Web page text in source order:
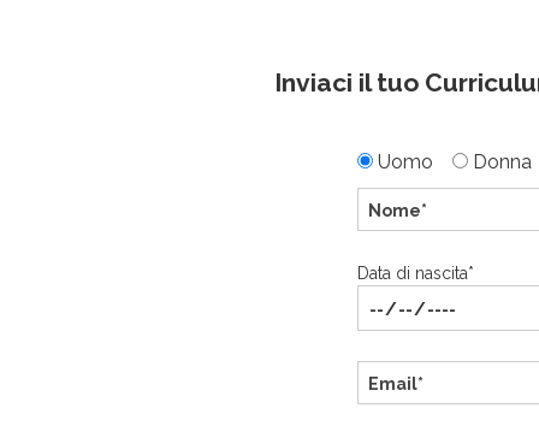
Inviaci il tuo
Uomo Donna
Data di nascita*